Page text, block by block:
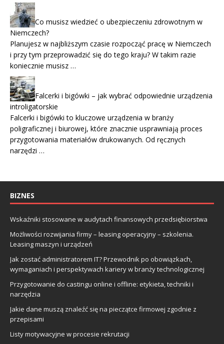
Co musisz wiedzieć o ubezpieczeniu zdrowotnym w
Niemczech?
Planujesz w najbliższym czasie rozpocząć pracę w Niemczech
i przy tym przeprowadzić się do tego kraju? W takim razie
koniecznie musisz …
Falcerki i bigówki – jak wybrać odpowiednie urządzenia
introligatorskie
Falcerki i bigówki to kluczowe urządzenia w branży
poligraficznej i biurowej, które znacznie usprawniają proces
przygotowania materiałów drukowanych. Od ręcznych
narzędzi …
BIZNES
Wskaźniki stosowane w audytach finansowych przedsiębiorstwa
Możliwości rozwijania firmy – leasing operacyjny – szkolenia.
Leasing maszyn i urządzeń
Jak zostać administratorem IT? Przewodnik po obowiązkach,
wymaganiach i perspektywach kariery w branży technologicznej
Przygotowanie do castingu online i offline: etykieta, techniki i
narzędzia
Jakie dane muszą znaleźć się na pieczątce firmowej zgodnie z
przepisami
Listy motywacyjne w procesie rekrutacji